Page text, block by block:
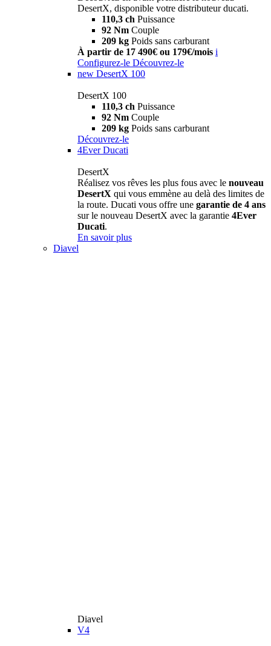
DesertX, disponible votre distributeur ducati.
110,3 ch Puissance
92 Nm Couple
209 kg Poids sans carburant
À partir de 17 490€ ou 179€/mois i
Configurez-le Découvrez-le
new DesertX 100
DesertX 100
110,3 ch Puissance
92 Nm Couple
209 kg Poids sans carburant
Découvrez-le
4Ever Ducati
DesertX
Réalisez vos rêves les plus fous avec le nouveau
DesertX qui vous emmène au delà des limites de
la route. Ducati vous offre une garantie de 4 ans
sur le nouveau DesertX avec la garantie 4Ever
Ducati.
En savoir plus
Diavel
Diavel
V4